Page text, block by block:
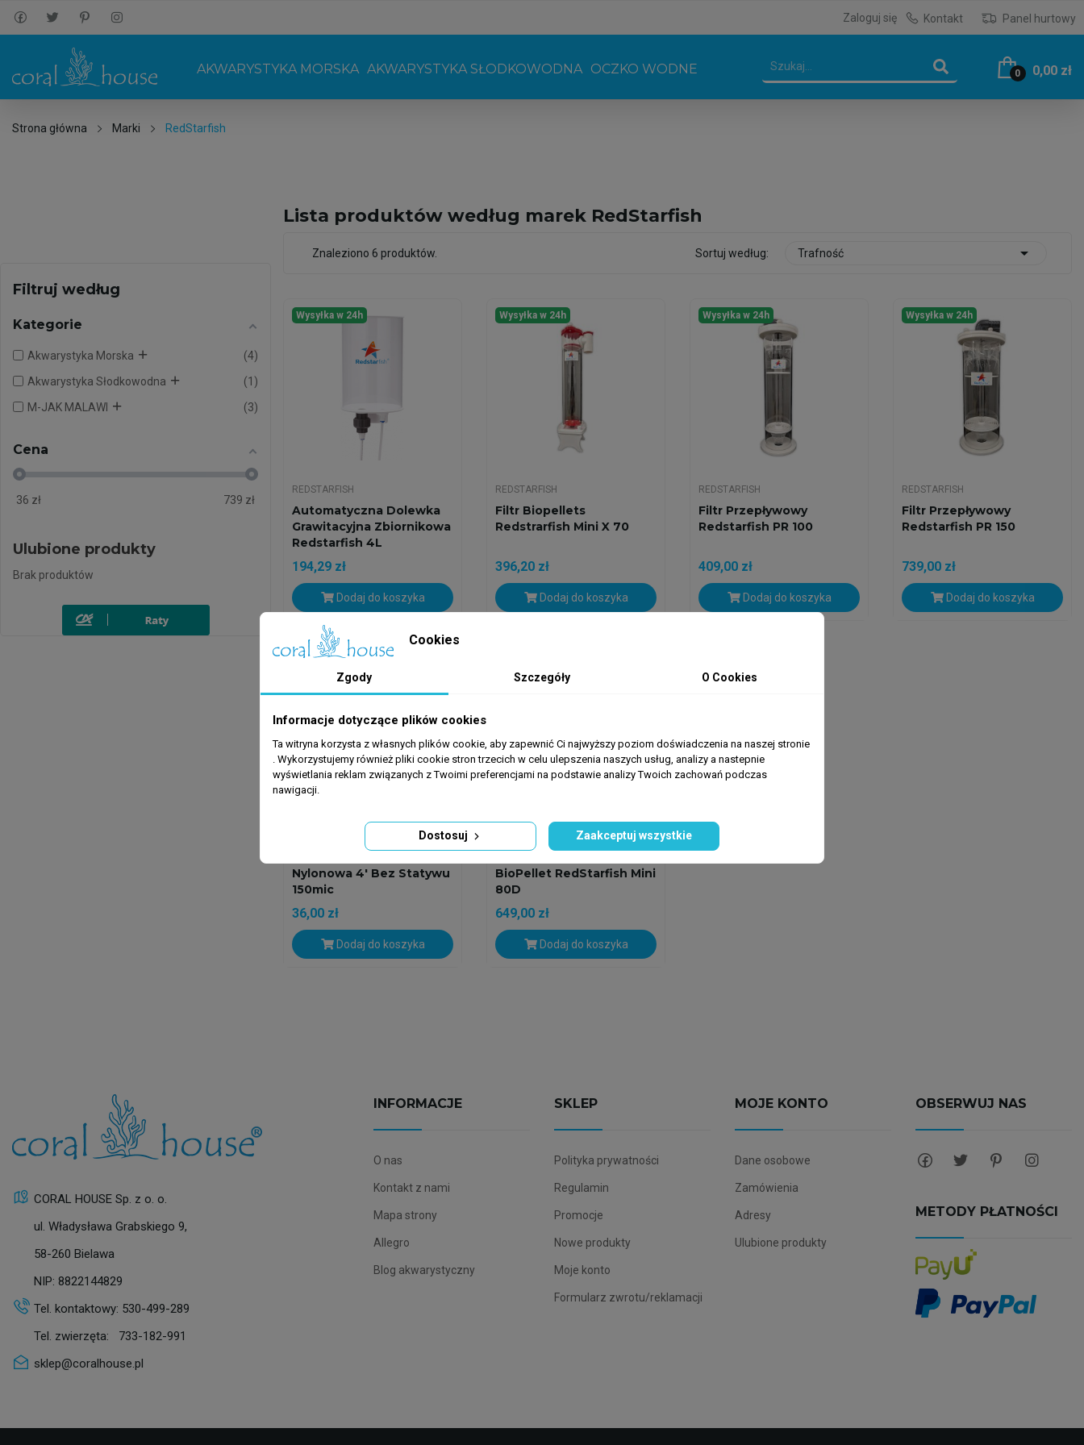
Zaloguj się Kontakt Panel hurtowy
AKWARYSTYKA MORSKA AKWARYSTYKA SŁODKOWODNA OCZKO WODNE 0 0,00 zł
Strona główna Marki RedStarfish
Filtruj według
Kategorie
Akwarystyka Morska
4
Akwarystyka Słodkowodna
1
M-JAK MALAWI
3
Cena
36 zł 739 zł
Ulubione produkty
Brak produktów
Lista produktów według marek RedStarfish
Znaleziono 6 produktów. Sortuj według: Trafność 
Wysyłka w 24h
REDSTARFISH
Automatyczna Dolewka
Grawitacyjna Zbiornikowa
Redstarfish 4L
194,29 zł
Dodaj do koszyka
Wysyłka w 24h
REDSTARFISH
Filtr Biopellets
Redstrarfish Mini X 70
396,20 zł
Dodaj do koszyka
Wysyłka w 24h
REDSTARFISH
Filtr Przepływowy
Redstarfish PR 100
409,00 zł
Dodaj do koszyka
Wysyłka w 24h
REDSTARFISH
Filtr Przepływowy
Redstarfish PR 150
739,00 zł
Dodaj do koszyka
Nylonowa 4' Bez Statywu
150mic
36,00 zł
Dodaj do koszyka
BioPellet RedStarfish Mini
80D
649,00 zł
Dodaj do koszyka
CORAL HOUSE Sp. z o. o.
ul. Władysława Grabskiego 9,
58-260 Bielawa
NIP: 8822144829
Tel. kontaktowy: 530-499-289
Tel. zwierzęta: 733-182-991
sklep@coralhouse.pl
INFORMACJE
O nas
Kontakt z nami
Mapa strony
Allegro
Blog akwarystyczny
SKLEP
Polityka prywatności
Regulamin
Promocje
Nowe produkty
Moje konto
Formularz zwrotu/reklamacji
MOJE KONTO
Dane osobowe
Zamówienia
Adresy
Ulubione produkty
OBSERWUJ NAS
METODY PŁATNOŚCI
Cookies
Zgody Szczegóły O Cookies
Informacje dotyczące plików cookies
Ta witryna korzysta z własnych plików cookie, aby zapewnić Ci najwyższy poziom doświadczenia na naszej stronie
. Wykorzystujemy również pliki cookie stron trzecich w celu ulepszenia naszych usług, analizy a nastepnie
wyświetlania reklam związanych z Twoimi preferencjami na podstawie analizy Twoich zachowań podczas
nawigacji.
Dostosuj Zaakceptuj wszystkie